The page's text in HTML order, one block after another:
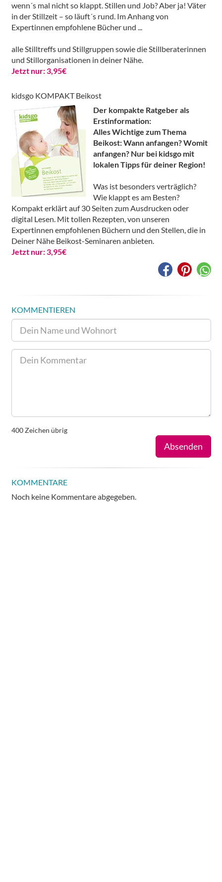
wenn´s mal nicht so klappt. Stillen und Job? Aber ja! Väter
in der Stillzeit – so läuft´s rund. Im Anhang von
Expertinnen empfohlene Bücher und ...
alle Stilltreffs und Stillgruppen sowie die Stillberaterinnen
und Stillorganisationen in deiner Nähe.
Jetzt nur: 3,95€
kidsgo KOMPAKT Beikost
Der kompakte Ratgeber als
Erstinformation:
Alles Wichtige zum Thema
Beikost: Wann anfangen? Womit
anfangen? Nur bei kidsgo mit
lokalen Tipps für deiner Region!
Was ist besonders verträglich?
Wie klappt es am Besten?
Kompakt erklärt auf 30 Seiten zum Ausdrucken oder
digital Lesen. Mit tollen Rezepten, von unseren
Expertinnen empfohlenen Büchern und den Stellen, die in
Deiner Nähe Beikost-Seminaren anbieten.
Jetzt nur: 3,95€
KOMMENTIEREN
400 Zeichen übrig
Absenden
KOMMENTARE
Noch keine Kommentare abgegeben.